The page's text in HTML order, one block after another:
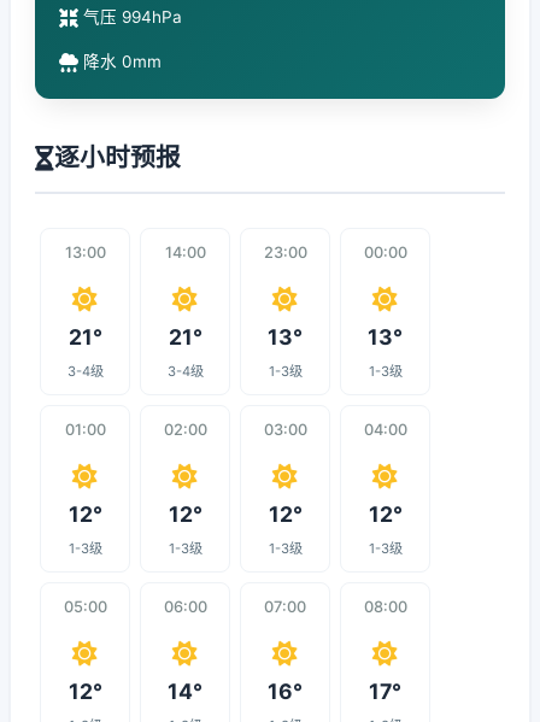
气压 994hPa
降水 0mm
逐小时预报
13:00
21°
3-4级
14:00
21°
3-4级
23:00
13°
1-3级
00:00
13°
1-3级
01:00
12°
1-3级
02:00
12°
1-3级
03:00
12°
1-3级
04:00
12°
1-3级
05:00
12°
06:00
14°
07:00
16°
08:00
17°